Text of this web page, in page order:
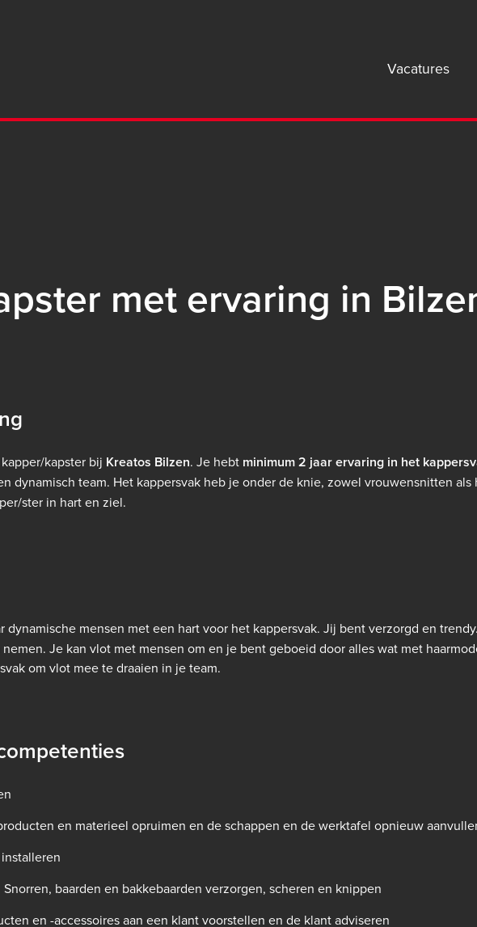
Vacatures
met ervaring in
kapster bij Kreatos Bilzen. Je hebt minimum 2 jaar ervaring in het
dynamisch team. Het kappersvak heb je onder de knie, zowel vrouwensnitten
ster in hart en ziel.
dynamische mensen met een hart voor het kappersvak. Jij bent verzorgd en
Je kan vlot met mensen om en je bent geboeid door alles wat met
om vlot mee te draaien in je team.
en materieel opruimen en de schappen en de werktafel opnieuw
baarden en bakkebaarden verzorgen, scheren en knippen
en -accessoires aan een klant voorstellen en de klant adviseren